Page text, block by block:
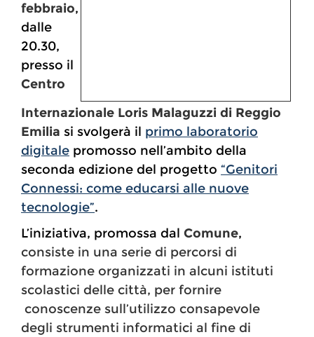
febbraio,
dalle
20.30,
presso il
Centro
Internazionale Loris Malaguzzi di Reggio
Emilia si svolgerà il primo laboratorio
digitale promosso nell’ambito della
seconda edizione del progetto “Genitori
Connessi: come educarsi alle nuove
tecnologie”.
L’iniziativa, promossa dal Comune,
consiste in una serie di percorsi di
formazione organizzati in alcuni istituti
scolastici delle città, per fornire
conoscenze sull’utilizzo consapevole
degli strumenti informatici al fine di